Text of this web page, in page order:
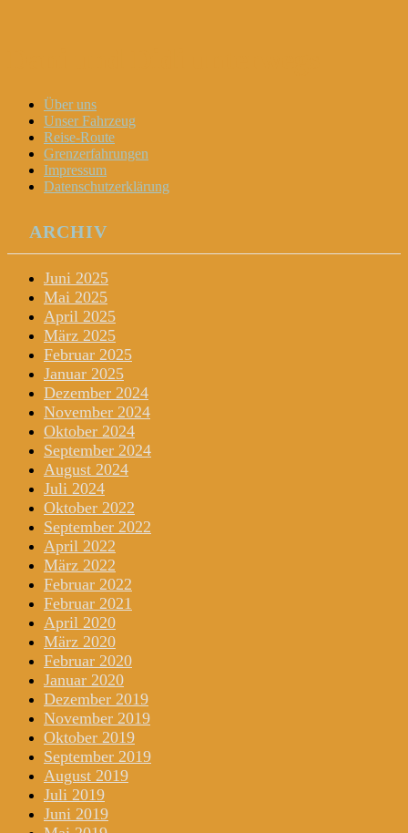
Menu
Widgets
Search
Skip
content
Über uns
Unser Fahrzeug
Reise-Route
Grenzerfahrungen
Impressum
Datenschutzerklärung
ARCHIV
Juni 2025
Mai 2025
April 2025
März 2025
Februar 2025
Januar 2025
Dezember 2024
November 2024
Oktober 2024
September 2024
August 2024
Juli 2024
Oktober 2022
September 2022
April 2022
März 2022
Februar 2022
Februar 2021
April 2020
März 2020
Februar 2020
Januar 2020
Dezember 2019
November 2019
Oktober 2019
September 2019
August 2019
Juli 2019
Juni 2019